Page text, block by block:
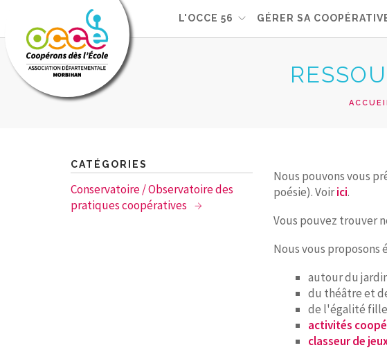
L'OCCE 56 GÉRER SA
CATÉGORIES
Conservatoire / Observatoire des
pratiques coopératives
Nous pouvons vous
poésie). Voirici.
Vous pouvez trouver
Nous vous
autour du
du théâtre et
de l'égalité
activités
classeur de